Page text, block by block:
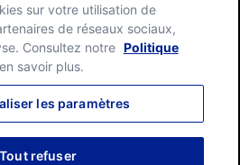
sur votre utilisation de
de réseaux sociaux,
Consultez notre Politique
savoir plus.
les paramètres
Tout refuser